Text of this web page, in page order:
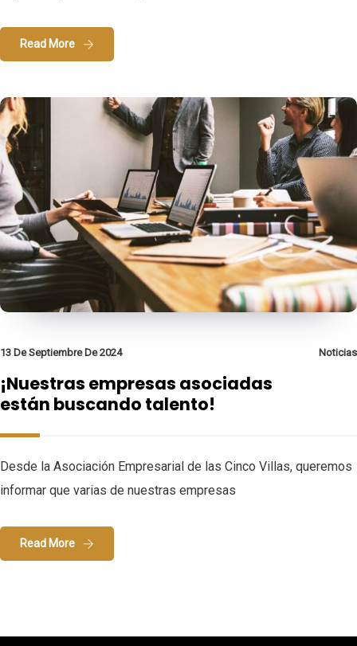
Read More
13 De Septiembre De 2024 Noticias
¡Nuestras empresas asociadas
están buscando talento!
Desde la Asociación Empresarial de las Cinco Villas, queremos
informar que varias de nuestras empresas
Read More